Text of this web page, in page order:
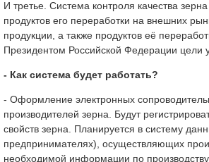
И третье. Система контроля качества
продуктов его переработки на внешних
продукции, а также продуктов её
Президентом Российской Федерации
- Как система будет работать?
- Оформление электронных
производителей зерна. Будут
свойств зерна. Планируется в систему
предпринимателях), осуществляющих
необходимой информации по